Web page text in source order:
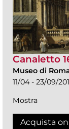
Canaletto
Museo di
11/04 - 23/09/
Mostra
Acquista